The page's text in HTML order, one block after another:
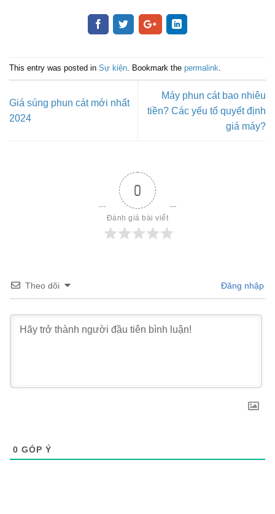
This entry was posted in Sự kiện . Bookmark the permalink
Giá súng phun cát mới nhất
2024
Máy phun cát bao nhiêu
tiền? Các yếu tố quyết định
giá máy?
0
Đánh giá bài viết
Theo dõi Đăng nhập
0 GÓP Ý